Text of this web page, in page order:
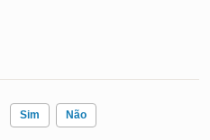
Sim Não